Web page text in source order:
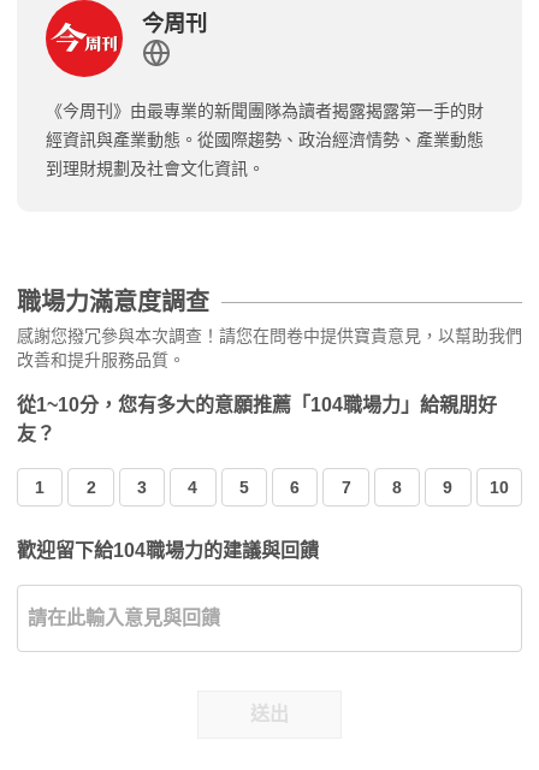
今周刊
《今周刊》由最專業的新聞團隊為讀者揭露揭露第一手的財
經資訊與產業動態。從國際趨勢、政治經濟情勢、產業動態
到理財規劃及社會文化資訊。
職場力滿意度調查
感謝您撥冗參與本次調查！請您在問卷中提供寶貴意見，以幫助我們
改善和提升服務品質。
從1~10分，您有多大的意願推薦「104職場力」給親朋好
友？
1 2 3 4 5 6 7 8 9 10
歡迎留下給104職場力的建議與回饋
送出